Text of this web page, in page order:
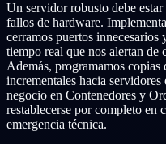
Un servidor robusto debe
fallos de hardware.
cerramos puertos
tiempo real que nos alertan de
Además, programamos copias
incrementales hacia
negocio en Contenedores y
restablecerse por completo en
emergencia técnica.